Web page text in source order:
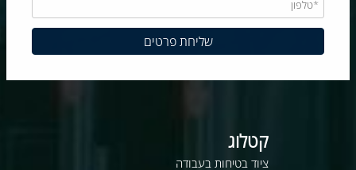
קטלוג
ציוד בטיחות בעבודה